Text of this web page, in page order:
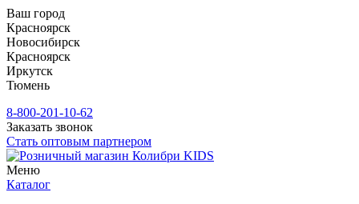
Ваш город
Красноярск
Новосибирск
Красноярск
Иркутск
Тюмень
8-800-201-10-62
Заказать звонок
Стать оптовым партнером
Меню
Каталог